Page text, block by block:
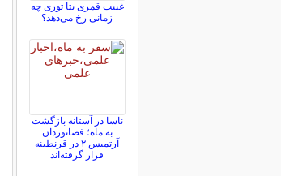
غیبت قمری بتا توری چه
زمانی رخ می‌دهد؟
ناسا در آستانه بازگشت
به ماه؛ فضانوردان
آرتمیس ۲ در قرنطینه
قرار گرفته‌اند